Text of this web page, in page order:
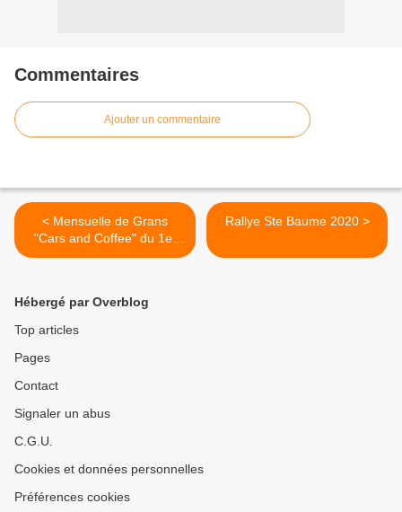
Commentaires
Ajouter un commentaire
< Mensuelle de Grans
"Cars and Coffee" du 1er
septembre 2019:
Rallye Ste Baume 2020 >
Hébergé par Overblog
Top articles
Pages
Contact
Signaler un abus
C.G.U.
Cookies et données personnelles
Préférences cookies